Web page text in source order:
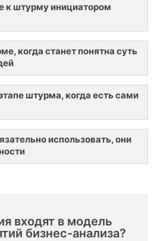
к штурму инициатором
когда станет понятна суть
штурма, когда есть сами
использовать, они
входят в модель
бизнес-анализа?